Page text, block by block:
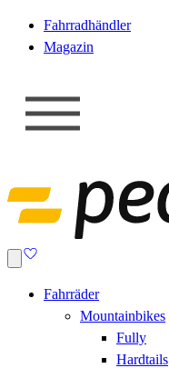
Fahrradhändler
Magazin
Fahrräder
Mountainbikes
Fully
Hardtails